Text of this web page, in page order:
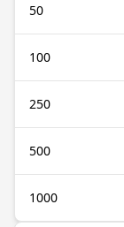
50
100
250
500
1000